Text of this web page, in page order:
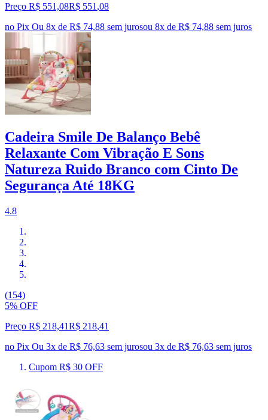
Preço R$ 551,08R$ 551 ,08
no Pix Ou 8x de R$ 74,88 sem jurosou 8x de R$ 74,88 sem juros
Cadeira Smile De Balanço Bebê
Relaxante Com Vibração E Sons
Natureza Ruido Branco com Cinto De
Segurança Até 18KG
4.8
(154)
5% OFF
Preço R$ 218,41R$ 218,41
no Pix Ou 3x de R$ 76,63 sem jurosou 3x de R$ 76,63 sem juros
Cupom R$ 30 OFF